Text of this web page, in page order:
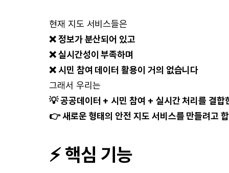
현재 지도 서비스들은
❌ 정보가 분산되어 있고
❌ 실시간성이 부족하며
❌ 시민 참여 데이터 활용이 거의 없습니다
그래서 우리는
💡 공공데이터 + 시민 참여 + 실시간 처리를 결합
👉 새로운 형태의 안전 지도 서비스를 만들려고
⚡ 핵심 기능